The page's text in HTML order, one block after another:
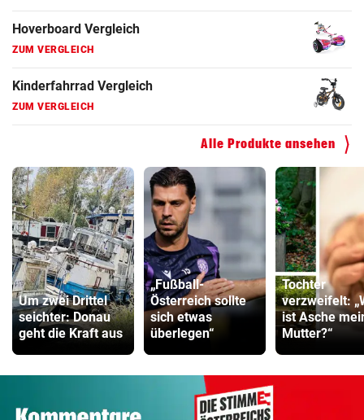
Hoverboard Vergleich
ZUM VERGLEICH
Kinderfahrrad Vergleich
ZUM VERGLEICH
Alle Produkte ansehen
Um zwei Drittel
seichter: Donau
geht die Kraft aus
„Fußball-
Österreich sollte
sich etwas
überlegen“
Tochter
verzweifelt:
ist Asche
Mutter?“